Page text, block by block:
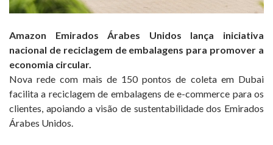
Amazon Emirados Árabes Unidos lança iniciativa
nacional de reciclagem de embalagens para promover a
economia circular.
Nova rede com mais de 150 pontos de coleta em Dubai
facilita a reciclagem de embalagens de e-commerce para os
clientes, apoiando a visão de sustentabilidade dos Emirados
Árabes Unidos.